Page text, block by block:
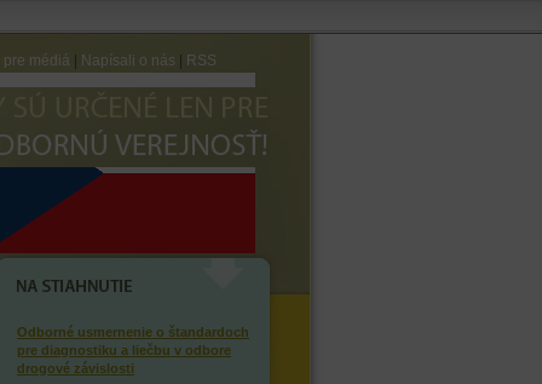
pre médiá Napísali o nás RSS
OPIÁTOCH
NA STIAHNUTIE
Odborné usmernenie o štandardoch
pre diagnostiku a liečbu v odbore
drogové závislosti